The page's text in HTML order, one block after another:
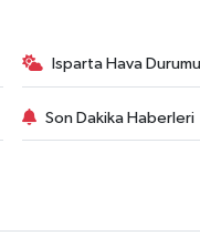
Isparta Hava Durumu
Son Dakika Haberleri